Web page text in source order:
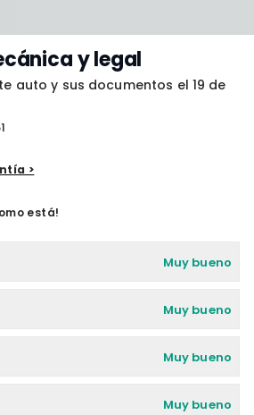
y legal
auto y sus documentos el 19 de
>
está!
Muy bueno
Muy bueno
Muy bueno
Muy bueno